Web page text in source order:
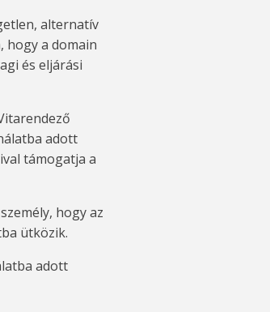
alternatív
hogy a domain
és eljárási
adott
támogatja a
hogy az
ütközik.
adott